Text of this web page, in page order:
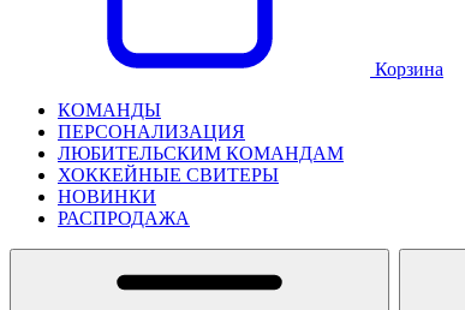
Корзина
КОМАНДЫ
ПЕРСОНАЛИЗАЦИЯ
ЛЮБИТЕЛЬСКИМ КОМАНДАМ
ХОККЕЙНЫЕ СВИТЕРЫ
НОВИНКИ
РАСПРОДАЖА